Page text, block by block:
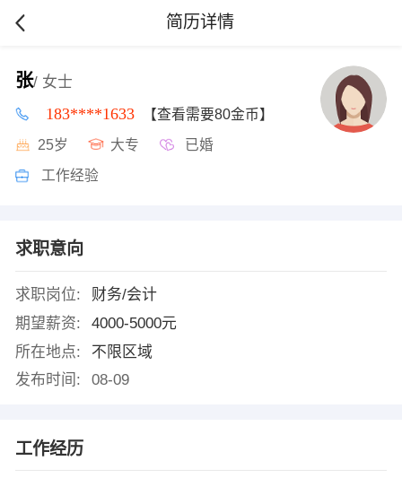
简历详情
张/ 女士
183****1633 【查看需要80金币】
25岁 大专 已婚
工作经验
求职意向
求职岗位:
财务/会计
期望薪资:
4000-5000元
所在地点:
不限区域
发布时间:
08-09
工作经历